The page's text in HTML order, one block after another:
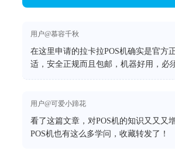
用户@慕容千秋
在这里申请的拉卡拉POS机确实是官方
适，安全正规而且包邮，机器好用，必
用户@可爱小蹄花
看了这篇文章，对POS机的知识又又又
POS机也有这么多学问，收藏转发了！